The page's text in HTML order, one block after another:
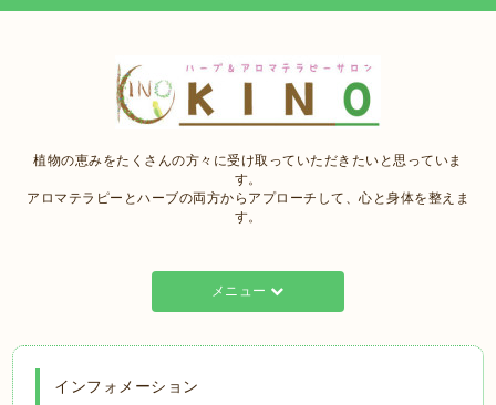
植物の恵みをたくさんの方々に受け取っていただきたいと思っていま
す。
アロマテラピーとハーブの両方からアプローチして、心と身体を整えま
す。
メニュー
インフォメーション